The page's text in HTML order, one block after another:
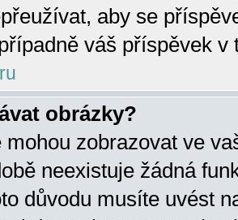
aby se
váš příspěvek v
obrázky?
mohou zobrazovat ve
neexistuje žádná
důvodu musíte uvést